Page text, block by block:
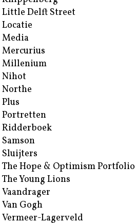
Little Delft Street
Locatie
Media
Mercurius
Millenium
Nihot
Northe
Plus
Portretten
Ridderboek
Samson
Sluijters
The Hope & Optimism Portfolio
The Young Lions
Vaandrager
Van Gogh
Vermeer-Lagerveld